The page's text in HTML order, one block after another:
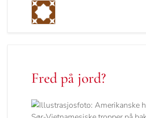
Fred på jord?